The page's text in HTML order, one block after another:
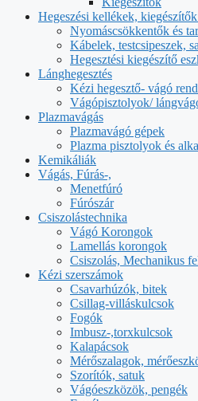
Hegeszési kellékek,
Nyomáscsökkentők és
Kábelek, testcsipeszek,
Hegesztési kiegészítő
Lánghegesztés
Kézi hegesztő- vágó
Vágópisztolyok/
Plazmavágás
Plazmavágó gépek
Plazma pisztolyok és
Kemikáliák
Vágás, Fúrás-,
Menetfúró
Fúrószár
Csiszolástechnika
Vágó Korongok
Lamellás korongok
Csiszolás, Mechanikus
Kézi szerszámok
Csavarhúzók, bitek
Csillag-villáskulcsok
Fogók
Imbusz-,torxkulcsok
Kalapácsok
Mérőszalagok,
Szorítók, satuk
Vágóeszközök, pengék